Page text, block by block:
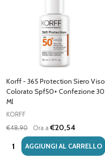
Korff - 365 Protection Siero Viso
Colorato Spf50+ Confezione 30
Ml
KORFF
€48,90
Ora a€20,54
Quantità:AGGIUNGI AL CARRELLO